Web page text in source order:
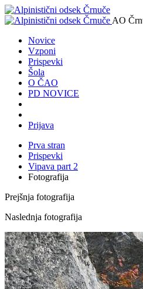
AO
Novice
Vzponi
Prispevki
Šola
O ČAO
PD NOVICE
Prijava
Prva stran
Prispevki
Vipava part 2
Fotografija
Prejšnja fotografija
Naslednja fotografija